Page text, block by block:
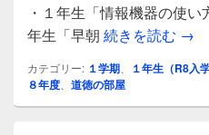
・１年生「情報機器の使
年生「早朝 続きを読む 今
→
カテゴリー: １学期 １年生（R8入
８年度
道徳の部屋